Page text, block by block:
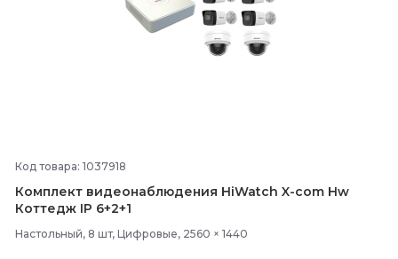
Код товара: 1037918
Комплект видеонаблюдения HiWatch X-com Hw
Коттедж IP 6+2+1
Настольный, 8 шт, Цифровые, 2560 × 1440